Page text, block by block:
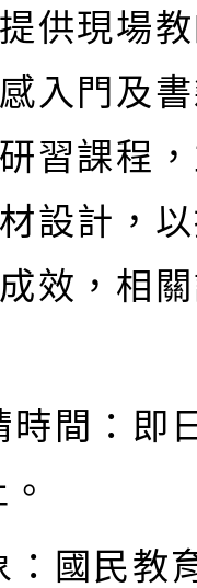
供現場
入門及
習課程
設計，
效，相
時間：即
：國民教